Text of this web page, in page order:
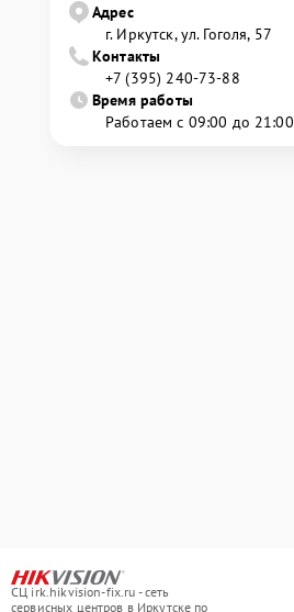
Адрес
г. Иркутск, ул. ​Гоголя, 57
Контакты
+7 (395) 240-73-88
Время работы
Работаем с 09:00 до 21:00
СЦ irk.hikvision-fix.ru - сеть
сервисных центров в Иркутске по